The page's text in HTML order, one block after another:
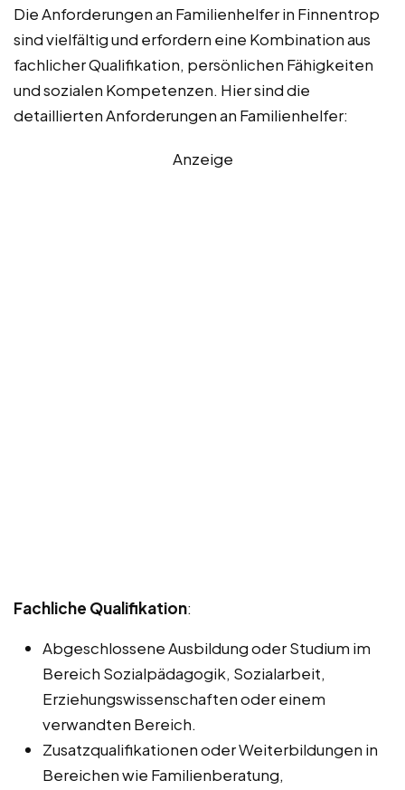
Die Anforderungen an Familienhelfer in Finnentrop
sind vielfältig und erfordern eine Kombination aus
fachlicher Qualifikation, persönlichen Fähigkeiten
und sozialen Kompetenzen. Hier sind die
detaillierten Anforderungen an Familienhelfer:
Anzeige
Fachliche Qualifikation:
Abgeschlossene Ausbildung oder Studium im
Bereich Sozialpädagogik, Sozialarbeit,
Erziehungswissenschaften oder einem
verwandten Bereich.
Zusatzqualifikationen oder Weiterbildungen in
Bereichen wie Familienberatung,